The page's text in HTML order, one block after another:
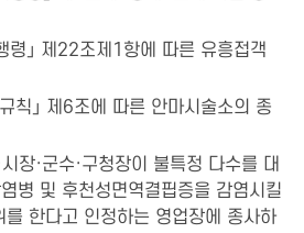
령」 제22조제1항에 따른 유흥접객
칙」 제6조에 따른 안마시술소의 종
장·군수·구청장이 불특정 다수를 대
병 및 후천성면역결핍증을 감염시킬
를 한다고 인정하는 영업장에 종사하